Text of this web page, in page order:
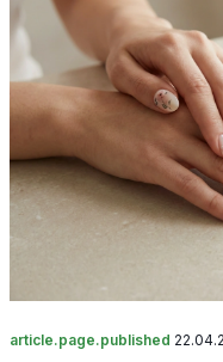
article.page.published